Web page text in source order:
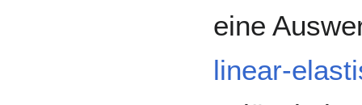
eine
linear-